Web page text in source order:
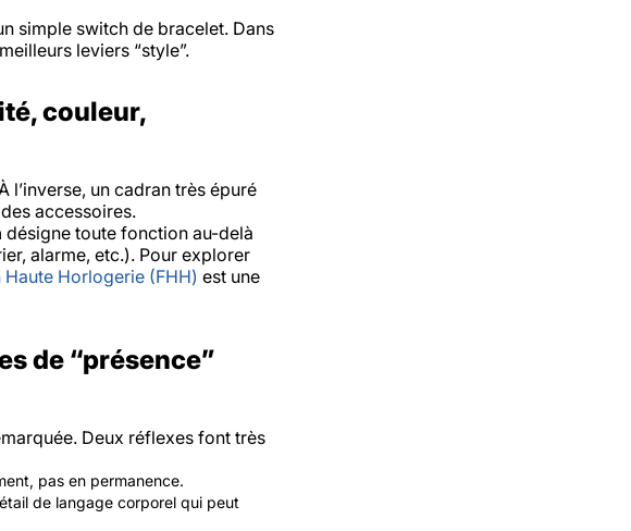
simple switch de bracelet. Dans
leviers “style”.
couleur,
l’inverse, un cadran très épuré
accessoires.
désigne toute fonction au-delà
alarme, etc.). Pour explorer
Haute Horlogerie (FHH) est une
de “présence”
Deux réflexes font très
pas en permanence.
de langage corporel qui peut